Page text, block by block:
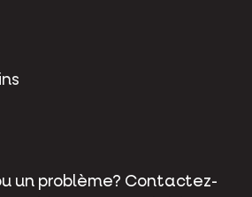
un problème? Contactez-